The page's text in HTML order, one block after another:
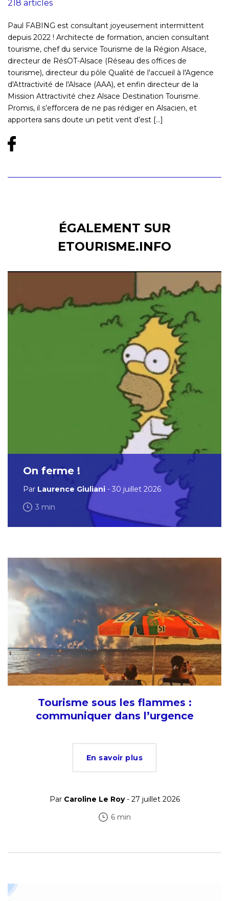
218 articles
Paul FABING est consultant joyeusement intermittent
depuis 2022 ! Architecte de formation, ancien consultant
tourisme, chef du service Tourisme de la Région Alsace,
directeur de RésOT-Alsace (Réseau des offices de
tourisme), directeur du pôle Qualité de l'accueil à l'Agence
d'Attractivité de l'Alsace (AAA), et enfin directeur de la
Mission Attractivité chez Alsace Destination Tourisme.
Promis, il s’efforcera de ne pas rédiger en Alsacien, et
apportera sans doute un petit vent d’est [...]
ÉGALEMENT SUR
ETOURISME.INFO
On ferme !
Par Laurence Giuliani - 30 juillet 2026
3 min
Tourisme sous les flammes :
communiquer dans l’urgence
En savoir plus
Par Caroline Le Roy- 27 juillet 2026
6 min